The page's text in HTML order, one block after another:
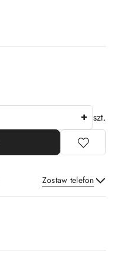
szt.
Zostaw telefon